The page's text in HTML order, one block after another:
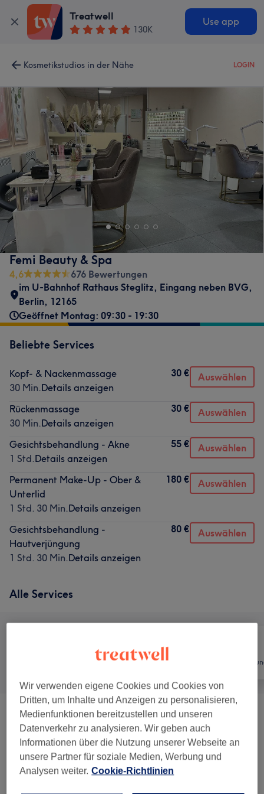
Treatwell
130K
Use app
Kosmetikstudios in der Nähe LOGIN
Femi Beauty & Spa
4,6
676 Bewertungen
im U-Bahnhof Rathaus Steglitz, Eingang neben BVG,
Berlin, 12165
Geöffnet Montag: 09:30 - 19:30
Beliebte Services
Kopf- & Nackenmassage
30 Min.Details anzeigen
30 € Auswählen
Rückenmassage
30 Min.Details anzeigen
30 € Auswählen
Gesichtsbehandlung - Akne
1 Std.Details anzeigen
55 € Auswählen
Permanent Make-Up - Ober &
Unterlid
1 Std. 30 Min.Details anzeigen
180 € Auswählen
Gesichtsbehandlung -
Hautverjüngung
1 Std. 30 Min.Details anzeigen
80 € Auswählen
Alle Services
Nägel
Maniküre & Pediküre (3) ab 10 €
Nagelmodellage (10) ab 1 €
Wimpernverlängerungen (12)
Wir verwenden eigene Cookies und Cookies von
Dritten, um Inhalte und Anzeigen zu personalisieren,
Medienfunktionen bereitzustellen und unseren
Datenverkehr zu analysieren. Wir geben auch
Informationen über die Nutzung unserer Webseite an
unsere Partner für soziale Medien, Werbung und
Analysen weiter. Cookie-Richtlinien